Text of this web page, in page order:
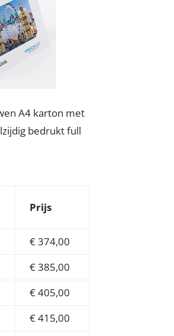
A4 karton met
bedrukt full
Prijs
€ 374,00
€ 385,00
€ 405,00
€ 415,00